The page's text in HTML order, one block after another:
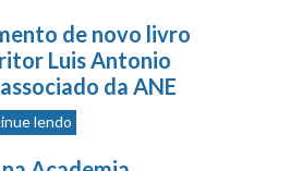
de novo livro
Luis Antonio
da ANE
lendo